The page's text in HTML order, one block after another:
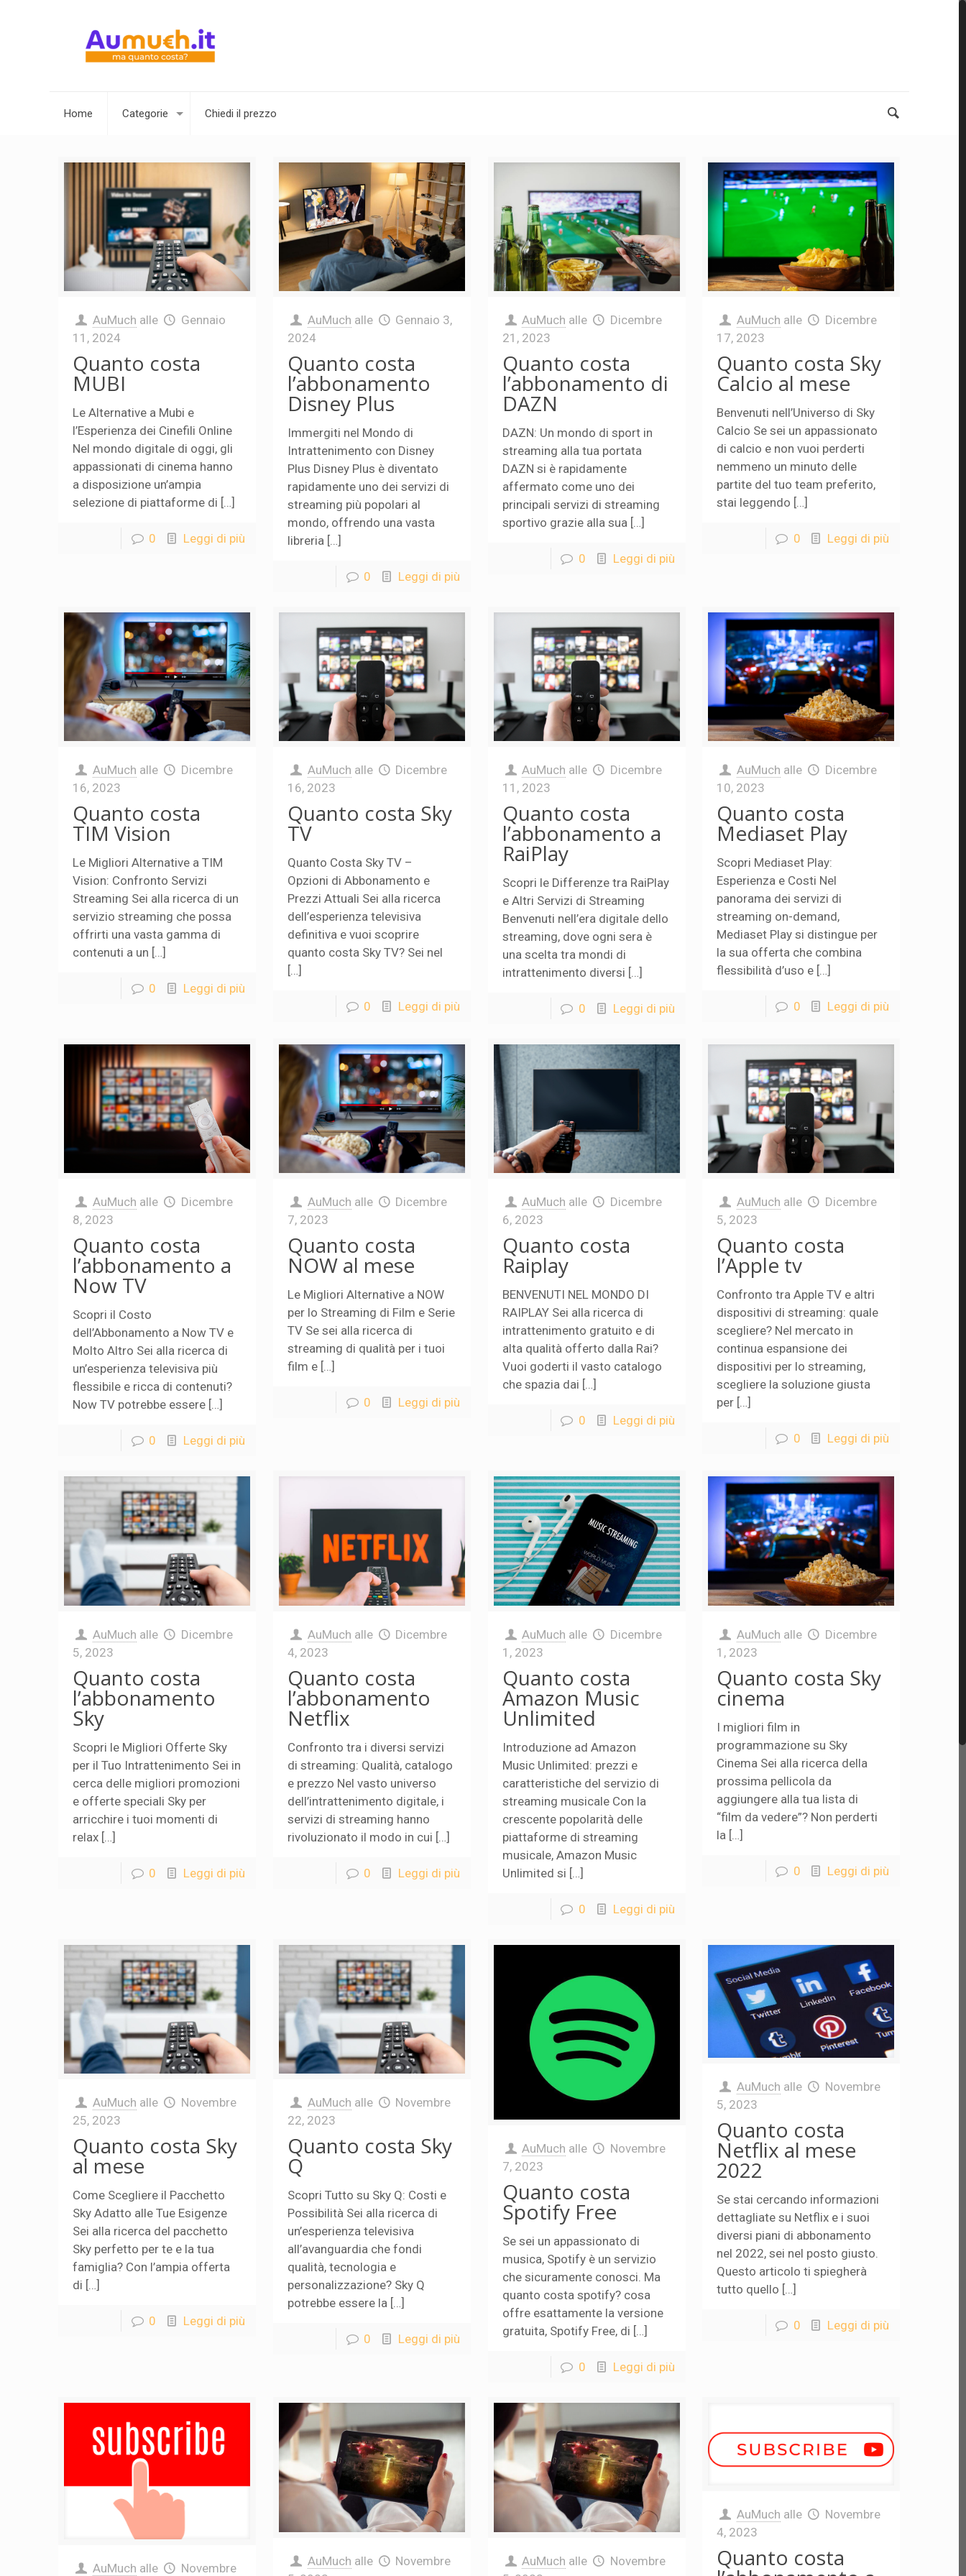
Home Categorie Chiedi il prezzo
AuMuch alle
Gennaio
11, 2024
Quanto costa
MUBI
Le Alternative a Mubi e
l’Esperienza dei Cinefili Online
Nel mondo digitale di oggi, gli
appassionati di cinema hanno
a disposizione un’ampia
selezione di piattaforme di […]
0 Leggi di più
AuMuch alle
Gennaio 3,
2024
Quanto costa
l’abbonamento
Disney Plus
Immergiti nel Mondo di
Intrattenimento con Disney
Plus Disney Plus è diventato
rapidamente uno dei servizi di
streaming più popolari al
mondo, offrendo una vasta
libreria […]
0 Leggi di più
AuMuch alle
Dicembre
21, 2023
Quanto costa
l’abbonamento di
DAZN
DAZN: Un mondo di sport in
streaming alla tua portata
DAZN si è rapidamente
affermato come uno dei
principali servizi di streaming
sportivo grazie alla sua […]
0 Leggi di più
AuMuch alle
Dicembre
17, 2023
Quanto costa Sky
Calcio al mese
Benvenuti nell’Universo di Sky
Calcio Se sei un appassionato
di calcio e non vuoi perderti
nemmeno un minuto delle
partite del tuo team preferito,
stai leggendo […]
0 Leggi di più
AuMuch alle
Dicembre
16, 2023
Quanto costa
TIM Vision
Le Migliori Alternative a TIM
Vision: Confronto Servizi
Streaming Sei alla ricerca di un
servizio streaming che possa
offrirti una vasta gamma di
contenuti a un […]
0 Leggi di più
AuMuch alle
Dicembre
16, 2023
Quanto costa Sky
TV
Quanto Costa Sky TV –
Opzioni di Abbonamento e
Prezzi Attuali Sei alla ricerca
dell’esperienza televisiva
definitiva e vuoi scoprire
quanto costa Sky TV? Sei nel
[…]
0 Leggi di più
AuMuch alle
Dicembre
11, 2023
Quanto costa
l’abbonamento a
RaiPlay
Scopri le Differenze tra RaiPlay
e Altri Servizi di Streaming
Benvenuti nell’era digitale dello
streaming, dove ogni sera è
una scelta tra mondi di
intrattenimento diversi […]
0 Leggi di più
AuMuch alle
Dicembre
10, 2023
Quanto costa
Mediaset Play
Scopri Mediaset Play:
Esperienza e Costi Nel
panorama dei servizi di
streaming on-demand,
Mediaset Play si distingue per
la sua offerta che combina
flessibilità d’uso e […]
0 Leggi di più
AuMuch alle
Dicembre
8, 2023
Quanto costa
l’abbonamento a
Now TV
Scopri il Costo
dell’Abbonamento a Now TV e
Molto Altro Sei alla ricerca di
un’esperienza televisiva più
flessibile e ricca di contenuti?
Now TV potrebbe essere […]
0 Leggi di più
AuMuch alle
Dicembre
7, 2023
Quanto costa
NOW al mese
Le Migliori Alternative a NOW
per lo Streaming di Film e Serie
TV Se sei alla ricerca di
streaming di qualità per i tuoi
film e […]
0 Leggi di più
AuMuch alle
Dicembre
6, 2023
Quanto costa
Raiplay
BENVENUTI NEL MONDO DI
RAIPLAY Sei alla ricerca di
intrattenimento gratuito e di
alta qualità offerto dalla Rai?
Vuoi goderti il vasto catalogo
che spazia dai […]
0 Leggi di più
AuMuch alle
Dicembre
5, 2023
Quanto costa
l’Apple tv
Confronto tra Apple TV e altri
dispositivi di streaming: quale
scegliere? Nel mercato in
continua espansione dei
dispositivi per lo streaming,
scegliere la soluzione giusta
per […]
0 Leggi di più
AuMuch alle
Dicembre
5, 2023
Quanto costa
l’abbonamento
Sky
Scopri le Migliori Offerte Sky
per il Tuo Intrattenimento Sei in
cerca delle migliori promozioni
e offerte speciali Sky per
arricchire i tuoi momenti di
relax […]
0 Leggi di più
AuMuch alle
Dicembre
4, 2023
Quanto costa
l’abbonamento
Netflix
Confronto tra i diversi servizi
di streaming: Qualità, catalogo
e prezzo Nel vasto universo
dell’intrattenimento digitale, i
servizi di streaming hanno
rivoluzionato il modo in cui […]
0 Leggi di più
AuMuch alle
Dicembre
1, 2023
Quanto costa
Amazon Music
Unlimited
Introduzione ad Amazon
Music Unlimited: prezzi e
caratteristiche del servizio di
streaming musicale Con la
crescente popolarità delle
piattaforme di streaming
musicale, Amazon Music
Unlimited si […]
0 Leggi di più
AuMuch alle
Dicembre
1, 2023
Quanto costa Sky
cinema
I migliori film in
programmazione su Sky
Cinema Sei alla ricerca della
prossima pellicola da
aggiungere alla tua lista di
“film da vedere”? Non perderti
la […]
0 Leggi di più
AuMuch alle
Novembre
25, 2023
Quanto costa Sky
al mese
Come Scegliere il Pacchetto
Sky Adatto alle Tue Esigenze
Sei alla ricerca del pacchetto
Sky perfetto per te e la tua
famiglia? Con l’ampia offerta
di […]
0 Leggi di più
AuMuch alle
Novembre
22, 2023
Quanto costa Sky
Q
Scopri Tutto su Sky Q: Costi e
Possibilità Sei alla ricerca di
un’esperienza televisiva
all’avanguardia che fondi
qualità, tecnologia e
personalizzazione? Sky Q
potrebbe essere la […]
0 Leggi di più
AuMuch alle
Novembre
7, 2023
Quanto costa
Spotify Free
Se sei un appassionato di
musica, Spotify è un servizio
che sicuramente conosci. Ma
quanto costa spotify? cosa
offre esattamente la versione
gratuita, Spotify Free, di […]
0 Leggi di più
AuMuch alle
Novembre
5, 2023
Quanto costa
Netflix al mese
2022
Se stai cercando informazioni
dettagliate su Netflix e i suoi
diversi piani di abbonamento
nel 2022, sei nel posto giusto.
Questo articolo ti spiegherà
tutto quello […]
0 Leggi di più
AuMuch alle Novembre
AuMuch alle
Novembre
AuMuch alle
Novembre
AuMuch alle
Novembre
4, 2023
Quanto costa